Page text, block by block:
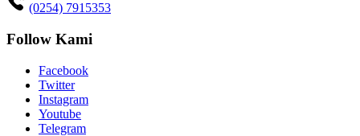
(0254) 7915353
Follow Kami
Facebook
Twitter
Instagram
Youtube
Telegram